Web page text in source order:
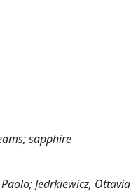
sapphire
Jedrkiewicz, Ottavia